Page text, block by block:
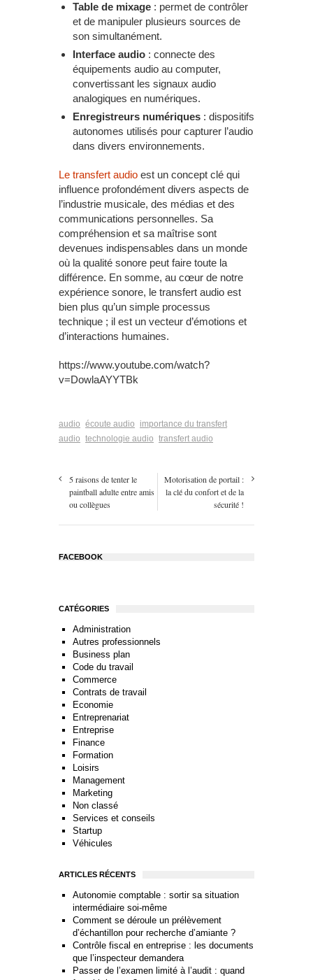
Table de mixage : permet de contrôler
et de manipuler plusieurs sources de
son simultanément.
Interface audio : connecte des
équipements audio au computer,
convertissant les signaux audio
analogiques en numériques.
Enregistreurs numériques : dispositifs
autonomes utilisés pour capturer l’audio
dans divers environnements.
Le transfert audio est un concept clé qui
influence profondément divers aspects de
l’industrie musicale, des médias et des
communications personnelles. Sa
compréhension et sa maîtrise sont
devenues indispensables dans un monde
où la qualité sonore peut faire toute la
différence. En somme, au cœur de notre
expérience sonore, le transfert audio est
bien plus qu’un simple processus
technique ; il est un vecteur d’émotions et
d’interactions humaines.
https://www.youtube.com/watch?
v=DowlaAYYTBk
audio écoute audio
importance du transfert
audio technologie audio transfert audio
5 raisons de tenter le
paintball adulte entre amis
ou collègues
Motorisation de portail :
la clé du confort et de la
sécurité !
FACEBOOK
CATÉGORIES
Administration
Autres professionnels
Business plan
Code du travail
Commerce
Contrats de travail
Economie
Entreprenariat
Entreprise
Finance
Formation
Loisirs
Management
Marketing
Non classé
Services et conseils
Startup
Véhicules
ARTICLES RÉCENTS
Autonomie comptable : sortir sa situation
intermédiaire soi-même
Comment se déroule un prélèvement
d’échantillon pour recherche d’amiante ?
Contrôle fiscal en entreprise : les documents
que l’inspecteur demandera
Passer de l’examen limité à l’audit : quand